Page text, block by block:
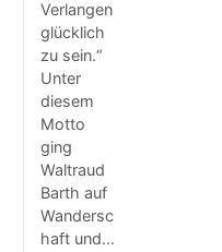
Verlangen
glücklich
zu sein.“
Unter
diesem
Motto
ging
Waltraud
Barth auf
Wandersc
haft und…